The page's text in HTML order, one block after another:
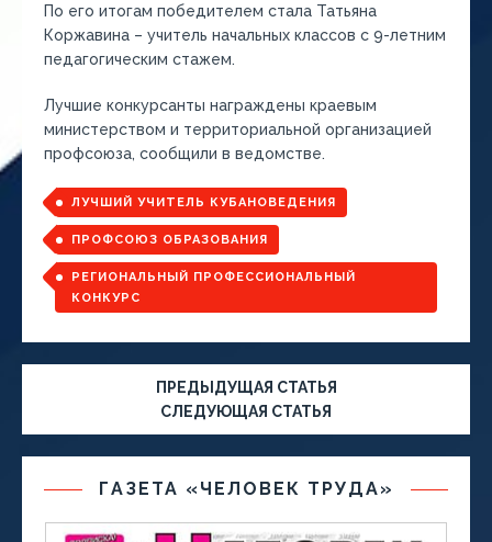
По его итогам победителем стала Татьяна
Коржавина – учитель начальных классов с 9-летним
педагогическим стажем.
Лучшие конкурсанты награждены краевым
министерством и территориальной организацией
профсоюза, сообщили в ведомстве.
ЛУЧШИЙ УЧИТЕЛЬ КУБАНОВЕДЕНИЯ
ПРОФСОЮЗ ОБРАЗОВАНИЯ
РЕГИОНАЛЬНЫЙ ПРОФЕССИОНАЛЬНЫЙ
КОНКУРС
ПРЕДЫДУЩАЯ СТАТЬЯ
СЛЕДУЮЩАЯ СТАТЬЯ
ГАЗЕТА «ЧЕЛОВЕК ТРУДА»